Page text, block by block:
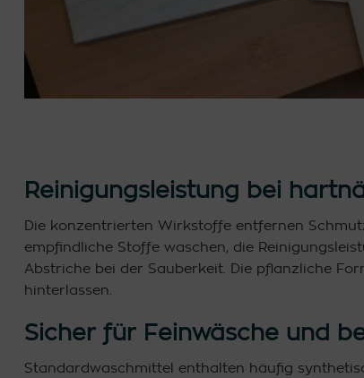
Reinigungsleistung bei
Die konzentrierten Wirkstoffe entfernen
empfindliche Stoffe waschen, die
Abstriche bei der Sauberkeit. Die pflanzliche
hinterlassen.
Sicher für Feinwäsche und
Standardwaschmittel enthalten häufig